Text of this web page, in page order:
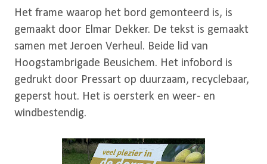
Het frame waarop het bord gemonteerd is, is
gemaakt door Elmar Dekker. De tekst is gemaakt
samen met Jeroen Verheul. Beide lid van
Hoogstambrigade Beusichem. Het infobord is
gedrukt door Pressart op duurzaam, recyclebaar,
geperst hout. Het is oersterk en weer- en
windbestendig.